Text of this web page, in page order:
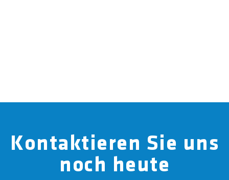
Kontaktieren Sie uns
noch heute